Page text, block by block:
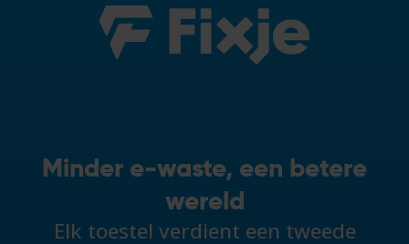
Minder e-waste, een betere
wereld
Elk toestel verdient een tweede